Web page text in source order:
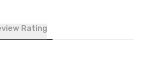
Rating